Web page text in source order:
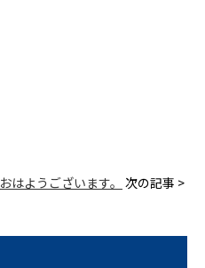
おはようございます。 次の記事 >